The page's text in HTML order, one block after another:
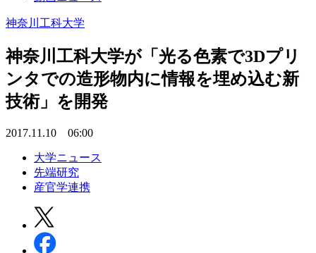
神奈川工科大学
神奈川工科大学が「光る色素で3Dプリ
ンタでの造形物内に情報を埋め込む新
技術」を開発
2017.11.10 06:00
大学ニュース
先端研究
産官学連携